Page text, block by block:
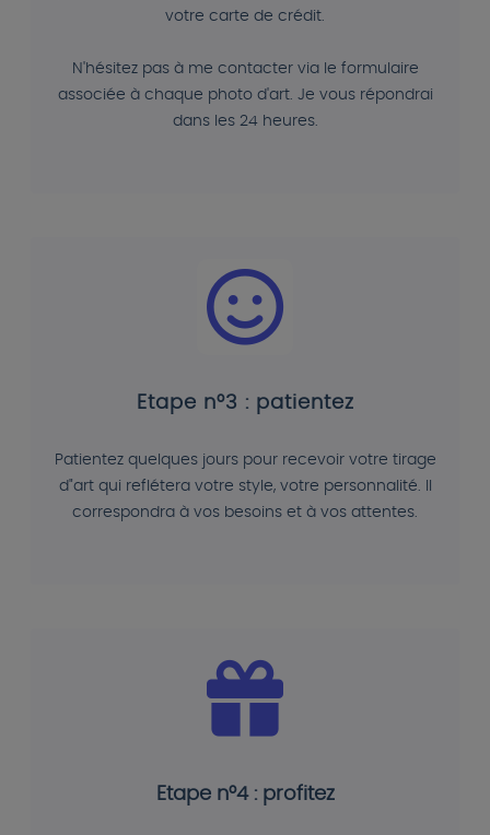
votre carte de crédit.
N'hésitez pas à me contacter via le formulaire
associée à chaque photo d'art. Je vous répondrai
dans les 24 heures.
Etape n°3 : patientez
Patientez quelques jours pour recevoir votre tirage
d"art qui reflétera votre style, votre personnalité. Il
correspondra à vos besoins et à vos attentes.
Etape n°4 : profitez